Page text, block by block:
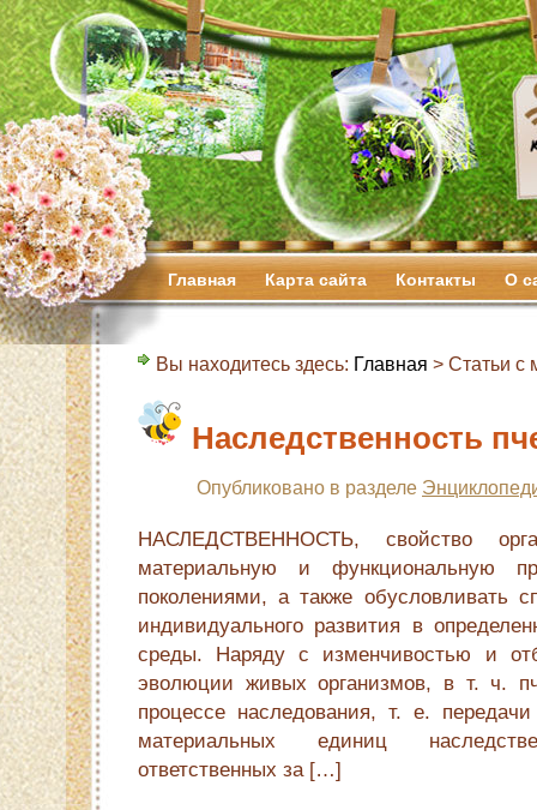
Главная Карта сайта Контакты О
Вы находитесь здесь: Главная > Статьи с
Наследственность
Опубликовано в разделе
НАСЛЕДСТВЕННОСТЬ, свойство
материальную и функциональную
поколениями, а также обусловливать
индивидуального развития в
среды. Наряду с изменчивостью и
эволюции живых организмов, в т. ч.
процессе наследования, т. е.
материальных единиц
ответственных за […]